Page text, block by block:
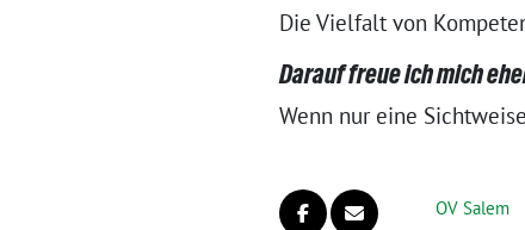
Die Vielfalt von
Darauf freue ich mich
Wenn nur eine
OV Salem